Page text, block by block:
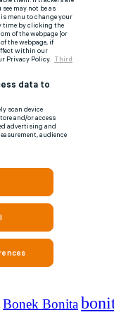
Bonek Bonita